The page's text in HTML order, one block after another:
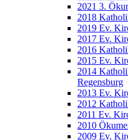
2021 3.
2018
2019 Ev.
2017 Ev.
2016
2015 Ev.
2014
Regensburg
2013 Ev.
2012
2011 Ev.
2010
2009 Ev.